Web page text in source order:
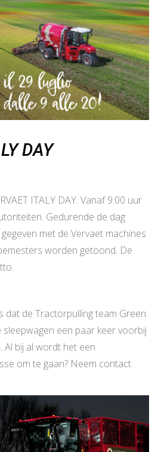
DAY
ITALY DAY. Vanaf 9.00 uur
Gedurende de dag
met de Vervaet machines
worden getoond. De
dat de Tractorpulling team Green
sleepwagen een paar keer voorbij
Al bij al wordt het een
om te gaan? Neem contact